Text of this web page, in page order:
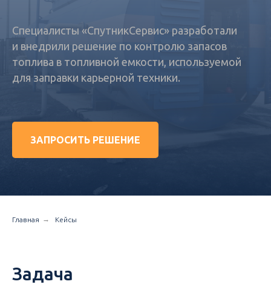
Специалисты «СпутникСервис» разработали
и внедрили решение по контролю запасов
топлива в топливной емкости, используемой
для заправки карьерной техники.
ЗАПРОСИТЬ РЕШЕНИЕ
Главная → Кейсы
Задача